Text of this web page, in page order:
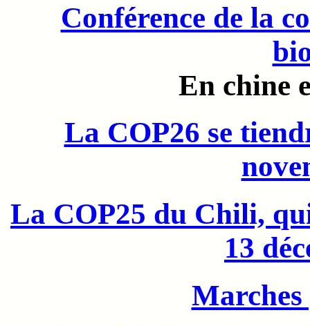
Conférence de la
En chine
La COP26 se
La COP25 du Chili,
13